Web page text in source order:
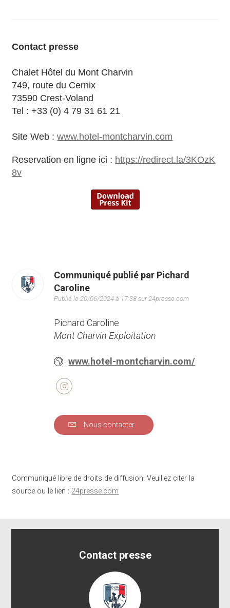
Contact presse
Chalet Hôtel du Mont Charvin
749, route du Cernix
73590 Crest-Voland
Tel : +33 (0) 4 79 31 61 21
Site Web :www.hotel-montcharvin.com
Reservation en ligne ici : https://redirect.la/3KOzK
8v
Communiqué publié par Pichard
Caroline
Publié le 20/06/2024 à 17:38 sur 24presse.com
Pichard Caroline
Mont Charvin Exploitation
www.hotel-montcharvin.com/
Nous contacter
Communiqué libre de droits de diffusion. Veuillez citer la
source ou le lien : 24presse.com
Contact presse